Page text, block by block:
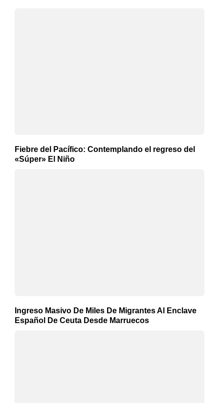
Fiebre del Pacífico: Contemplando el regreso del
«Súper» El Niño
Ingreso Masivo De Miles De Migrantes Al Enclave
Español De Ceuta Desde Marruecos